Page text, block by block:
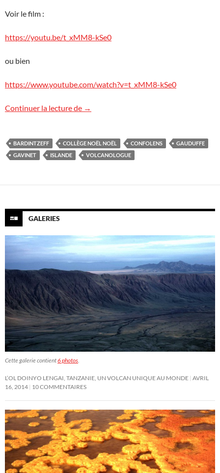
Voir le film :
https://youtu.be/t_xMM8-kSe0
ou bien
https://www.youtube.com/watch?v=t_xMM8-kSe0
Continuer la lecture de Film en Islande : pédagogie et humour !
→
BARDINTZEFF COLLÈGE NOËL NOËL CONFOLENS
GAUDUFFE
GAVINET
ISLANDE VOLCANOLOGUE
GALERIES
Cette galerie contient6 photos
L’OL DOINYO LENGAI, TANZANIE, UN VOLCAN UNIQUE AU MONDE AVRIL
16, 2014 10 COMMENTAIRES